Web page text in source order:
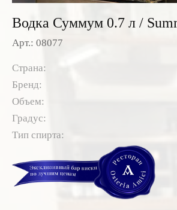
Водка Суммум 0.7 л /
Арт.: 08077
Страна:
Бренд:
Объем:
Градус:
Тип спирта: